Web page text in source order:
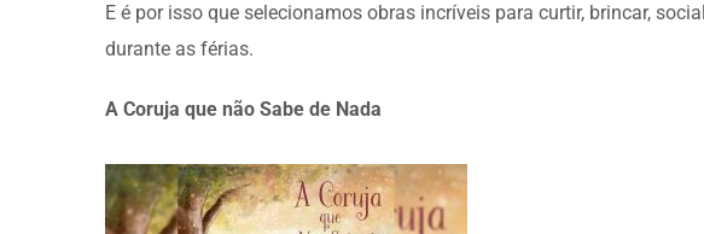
E é por isso que selecionamos obras incríveis para curtir, brincar,
durante as férias.
A Coruja que não Sabe de Nada